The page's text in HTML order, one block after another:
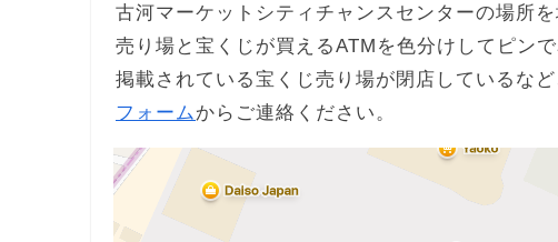
古河マーケットシティチャンスセンターの場所
売り場と宝くじが買えるATMを色分けしてピンで
掲載されている宝くじ売り場が閉店しているなど
フォーム からご連絡ください。